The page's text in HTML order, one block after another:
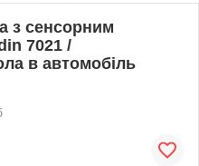
з сенсорним
7021 /
в автомобіль